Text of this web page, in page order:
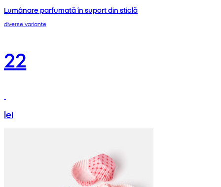
Lumânare parfumată în suport din sticlă
diverse variante
22
lei